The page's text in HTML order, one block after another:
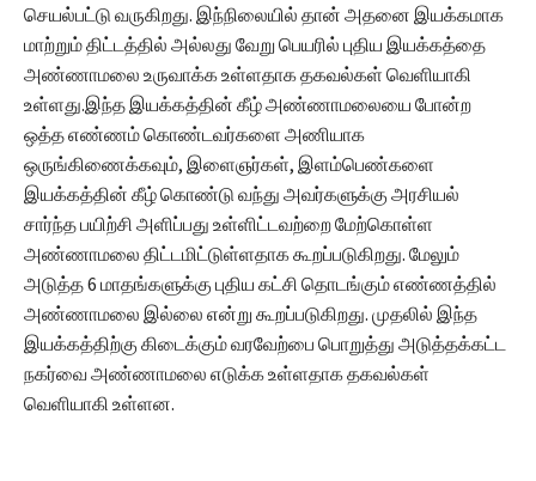
செயல்பட்டு வருகிறது. இந்நிலையில் தான் அதனை இயக்கமாக
மாற்றும் திட்டத்தில் அல்லது வேறு பெயரில் புதிய இயக்கத்தை
அண்ணாமலை உருவாக்க உள்ளதாக தகவல்கள் வெளியாகி
உள்ளது.இந்த இயக்கத்தின் கீழ் அண்ணாமலையை போன்ற
ஒத்த எண்ணம் கொண்டவர்களை அணியாக
ஒருங்கிணைக்கவும், இளைஞர்கள், இளம்பெண்களை
இயக்கத்தின் கீழ் கொண்டு வந்து அவர்களுக்கு அரசியல்
சார்ந்த பயிற்சி அளிப்பது உள்ளிட்டவற்றை மேற்கொள்ள
அண்ணாமலை திட்டமிட்டுள்ளதாக கூறப்படுகிறது. மேலும்
அடுத்த 6 மாதங்களுக்கு புதிய கட்சி தொடங்கும் எண்ணத்தில்
அண்ணாமலை இல்லை என்று கூறப்படுகிறது. முதலில் இந்த
இயக்கத்திற்கு கிடைக்கும் வரவேற்பை பொறுத்து அடுத்தக்கட்ட
நகர்வை அண்ணாமலை எடுக்க உள்ளதாக தகவல்கள்
வெளியாகி உள்ளன.